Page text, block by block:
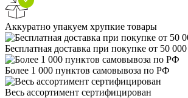
Аккуратно упакуем хрупкие товары
Бесплатная доставка при покупке от 50
Более 1 000 пунктов самовывоза по РФ
Весь ассортимент сертифицирован